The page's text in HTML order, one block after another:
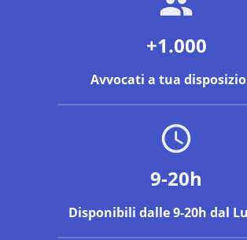
locatore è obbligato a versare al
Como verifica la validità della disdetta e
+1.000
Avvocati a tua
9-20h
Disponibili dalle 9-20h dal